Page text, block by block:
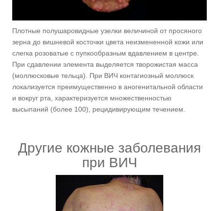
Плотные полушаровидные узелки величиной от просяного
зерна до вишневой косточки цвета неизмененной кожи или
слегка розоватые с пупкообразным вдавлением в центре.
При сдавлении элемента выделяется творожистая масса
(моллюсковые тельца). При ВИЧ контагиозный моллюск
локализуется преимущественно в аногенитальной области
и вокруг рта, характеризуется множественностью
высыпаний (более 100), рецидивирующим течением.
Другие кожные заболевания
при ВИЧ